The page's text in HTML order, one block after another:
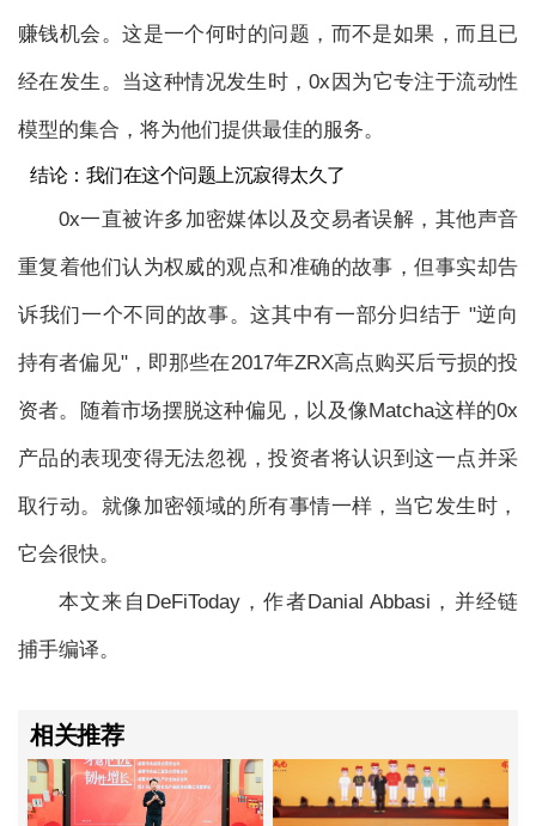
赚钱机会。这是一个何时的问题，而不是如果，而且已
经在发生。当这种情况发生时，0x因为它专注于流动性
模型的集合，将为他们提供最佳的服务。
结论：我们在这个问题上沉寂得太久了
0x一直被许多加密媒体以及交易者误解，其他声音
重复着他们认为权威的观点和准确的故事，但事实却告
诉我们一个不同的故事。这其中有一部分归结于 "逆向
持有者偏见"，即那些在2017年ZRX高点购买后亏损的投
资者。随着市场摆脱这种偏见，以及像Matcha这样的0x
产品的表现变得无法忽视，投资者将认识到这一点并采
取行动。就像加密领域的所有事情一样，当它发生时，
它会很快。
本文来自DeFiToday，作者Danial Abbasi，并经链
捕手编译。
相关推荐